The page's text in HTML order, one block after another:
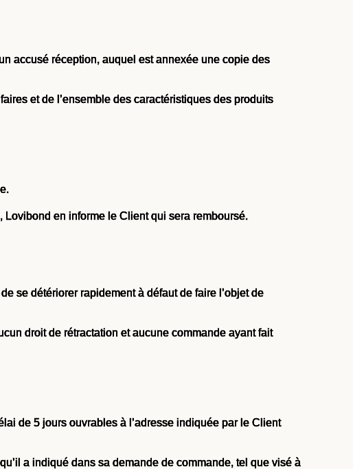
accusé réception, auquel est annexée une copie des
et de l’ensemble des caractéristiques des produits
Lovibond en informe le Client qui sera remboursé.
se détériorer rapidement à défaut de faire l’objet de
droit de rétractation et aucune commande ayant fait
de 5 jours ouvrables à l’adresse indiquée par le Client
a indiqué dans sa demande de commande, tel que visé à